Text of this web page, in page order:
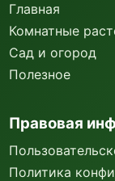
Главная
Комнатные
Сад и огород
Полезное
Правовая
Политика